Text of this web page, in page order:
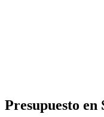
Presupuesto en